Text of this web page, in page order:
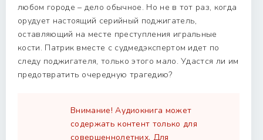
любом городе – дело обычное. Но не в тот раз, когда
орудует настоящий серийный поджигатель,
оставляющий на месте преступления игральные
кости. Патрик вместе с судмедэкспертом идет по
следу поджигателя, только этого мало. Удастся ли им
предотвратить очередную трагедию?
Внимание! Аудиокнига может
содержать контент только для
совершеннолетних. Для